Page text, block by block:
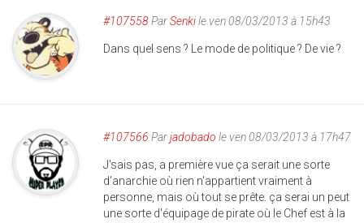
#107558ParSenkile ven 08/03/2013 à 15h43
Dans quel sens ? Le mode de politique ? De vie ?
#107566 Parjadobado le ven 08/03/2013 à 17h47
J'sais pas, a première vue ça serait une sorte
d'anarchie où rien n'appartient vraiment à
personne, mais où tout se prête. ça serai un peut
une sorte d'équipage de pirate où le Chef est à la